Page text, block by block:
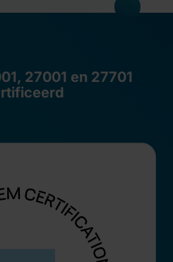
27001 en 27701